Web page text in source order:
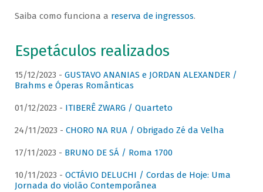
Saiba como funciona a reserva de ingressos.
Espetáculos realizados
15/12/2023 - GUSTAVO ANANIAS e JORDAN ALEXANDER /
Brahms e Óperas Românticas
01/12/2023 - ITIBERÊ ZWARG / Quarteto
24/11/2023 - CHORO NA RUA / Obrigado Zé da Velha
17/11/2023 - BRUNO DE SÁ / Roma 1700
10/11/2023 - OCTÁVIO DELUCHI / Cordas de Hoje: Uma
Jornada do violão Contemporânea